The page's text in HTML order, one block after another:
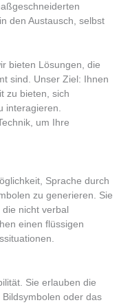
den Austausch, selbst
bieten Lösungen, die
sind. Unser Ziel: Ihnen
zu bieten, sich
interagieren.
um Ihre
Sprache durch
zu generieren. Sie
nicht verbal
einen flüssigen
Sie erlauben die
oder das